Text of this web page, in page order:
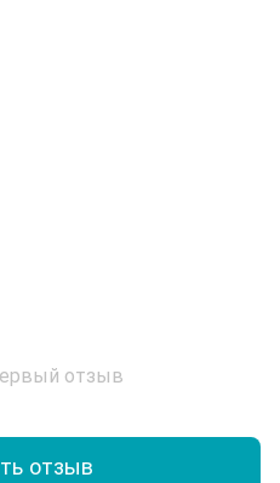
отзыв
отзыв